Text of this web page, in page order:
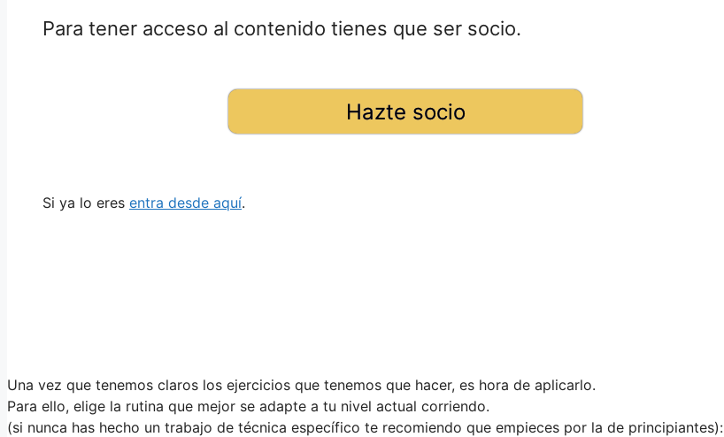
Para tener acceso al contenido tienes que ser socio.
Hazte socio
Si ya lo eres entra desde aquí.
Una vez que tenemos claros los ejercicios que tenemos que hacer, es hora de aplicarlo.
Para ello, elige la rutina que mejor se adapte a tu nivel actual corriendo.
(si nunca has hecho un trabajo de técnica específico te recomiendo que empieces por la de principiantes):